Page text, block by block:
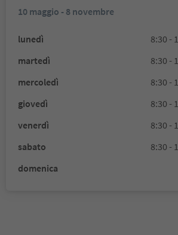
10 maggio - 8 novembre
lunedì 8:30 -
martedì
8:30 -
mercoledì
8:30 -
giovedì
8:30 -
venerdì
8:30 -
sabato
8:30 -
domenica